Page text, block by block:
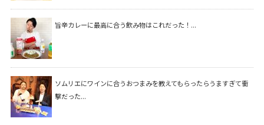
旨辛カレーに最高に合う飲み物はこれだった！...
ソムリエにワインに合うおつまみを教えてもらったらうますぎて衝
撃だった...